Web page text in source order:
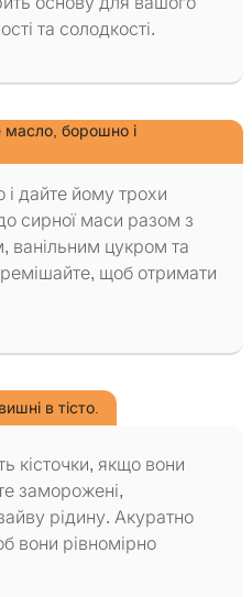
та солодкості.
масло, борошно і
і дайте йому трохи
сирної маси разом з
цукром та
щоб отримати
в тісто.
кісточки, якщо вони
заморожені,
рідину. Акуратно
вони рівномірно